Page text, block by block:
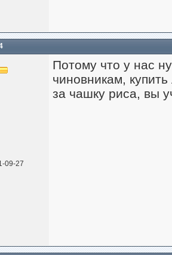
09-27
Потому что у нас
чиновникам,
за чашку риса, вы